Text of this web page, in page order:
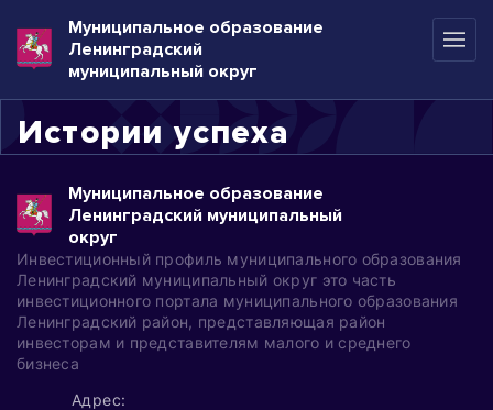
Муниципальное образование
Ленинградский
муниципальный округ
Истории успеха
Муниципальное образование
Ленинградский муниципальный
округ
Инвестиционный профиль муниципального образования
Ленинградский муниципальный округ это часть
инвестиционного портала муниципального образования
Ленинградский район, представляющая район
инвесторам и представителям малого и среднего
бизнеса
Адрес: